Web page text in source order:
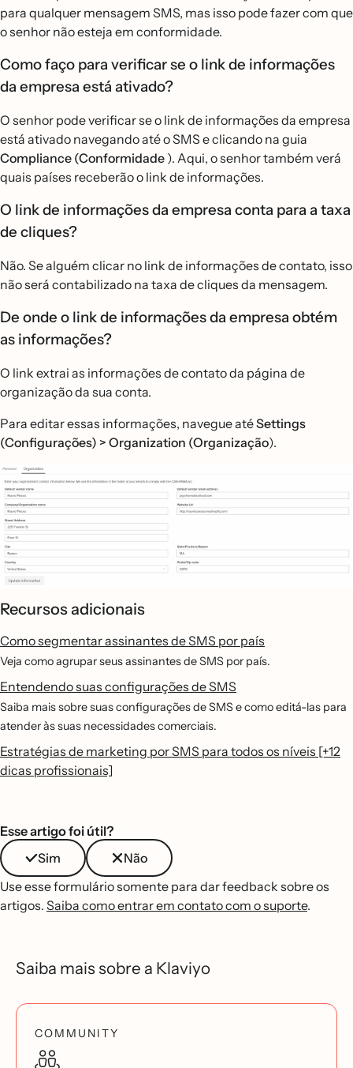
para qualquer mensagem SMS, mas isso pode fazer com que
o senhor não esteja em conformidade.
Como faço para verificar se o link de informações
da empresa está ativado?
O senhor pode verificar se o link de informações da empresa
está ativado navegando até o SMS e clicando na guia
Compliance (Conformidade ). Aqui, o senhor também verá
quais países receberão o link de informações.
O link de informações da empresa conta para a taxa
de cliques?
Não. Se alguém clicar no link de informações de contato, isso
não será contabilizado na taxa de cliques da mensagem.
De onde o link de informações da empresa obtém
as informações?
O link extrai as informações de contato da página de
organização da sua conta.
Para editar essas informações, navegue atéSettings
(Configurações) > Organization (Organização).
Recursos adicionais
Como segmentar assinantes de SMS por país
Veja como agrupar seus assinantes de SMS por país.
Entendendo suas configurações de SMS
Saiba mais sobre suas configurações de SMS e como editá-las para
atender às suas necessidades comerciais.
Estratégias de marketing por SMS para todos os níveis [+12
dicas profissionais]
Esse artigo foi útil?
Sim
Não
Use esse formulário somente para dar feedback sobre os
artigos. Saiba como entrar em contato com o suporte.
Saiba mais sobre a Klaviyo
COMMUNITY